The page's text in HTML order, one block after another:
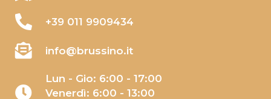
+39 011 9909434
info@brussino.it
Lun - Gio: 6:00 - 17:00
Venerdì: 6:00 - 13:00